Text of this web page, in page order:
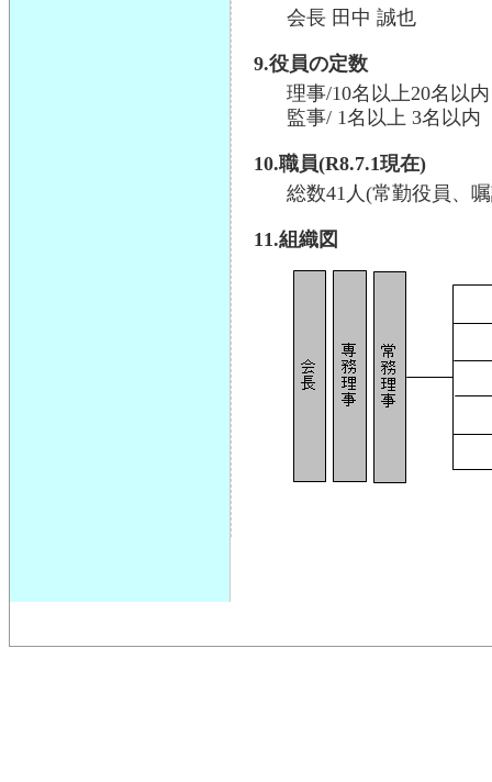
会長 田中 誠也
9.役員の定数
理事/10名以上20名以内
監事/ 1名以上 3名以内
10.職員(R8.7.1現在)
総数41人(常勤役員、
11.組織図